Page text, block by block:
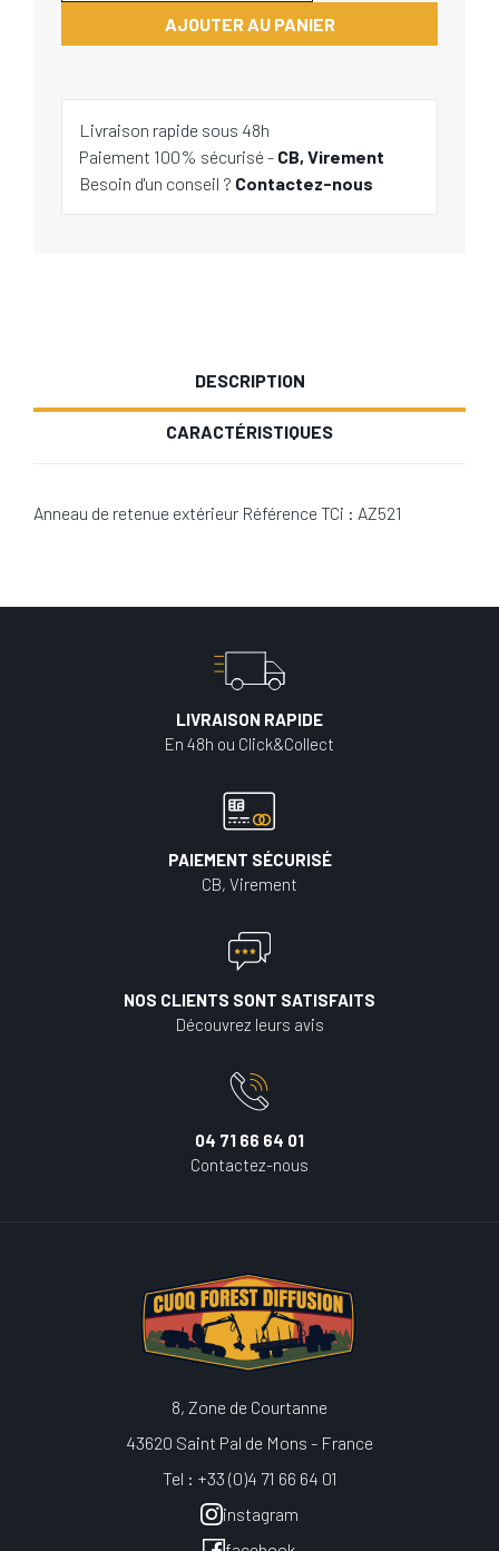
AJOUTER AU PANIER
Livraison rapide sous 48h
Paiement 100% sécurisé - CB, Virement
Besoin d'un conseil ? Contactez-nous
DESCRIPTION
CARACTÉRISTIQUES
Anneau de retenue extérieur Référence TCi : AZ521
LIVRAISON RAPIDE
En 48h ou Click&Collect
PAIEMENT SÉCURISÉ
CB, Virement
NOS CLIENTS SONT SATISFAITS
Découvrez leurs avis
04 71 66 64 01
Contactez-nous
8, Zone de Courtanne
43620 Saint Pal de Mons - France
Tel : +33 (0)4 71 66 64 01
instagram